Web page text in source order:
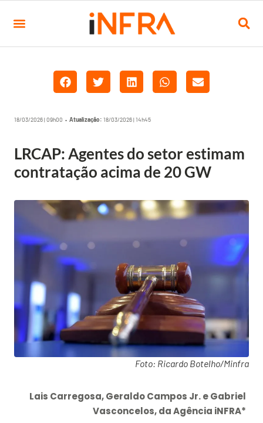
18/03/2026 | 09h00 • Atualização: 18/03/2026 | 14h45
LRCAP: Agentes do setor estimam
contratação acima de 20 GW
Foto: Ricardo Botelho/Minfra
Lais Carregosa, Geraldo Campos Jr. e Gabriel
Vasconcelos, da Agência iNFRA*